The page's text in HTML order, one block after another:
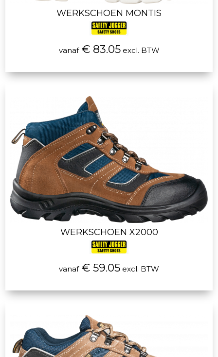
WERKSCHOEN MONTIS
vanaf€ 83.05excl. BTW
WERKSCHOEN X2000
vanaf€ 59.05 excl. BTW